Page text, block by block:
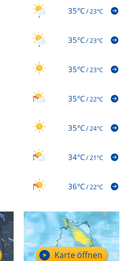
35°C/23°C
35°C/23°C
35°C/23°C
35°C/22°C
35°C/24°C
34°C/21°C
36°C/22°C
Karte öffnen